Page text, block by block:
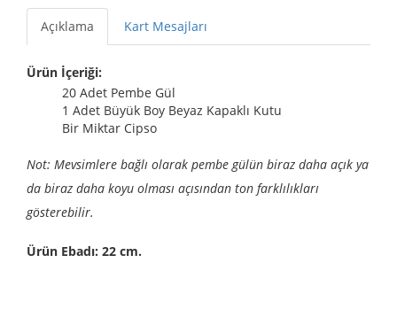
Açıklama Kart Mesajları
Ürün İçeriği:
20 Adet Pembe Gül
1 Adet Büyük Boy Beyaz Kapaklı Kutu
Bir Miktar Cipso
Not: Mevsimlere bağlı olarak pembe gülün biraz daha açık ya
da biraz daha koyu olması açısından ton farklılıkları
gösterebilir.
Ürün Ebadı: 22 cm.